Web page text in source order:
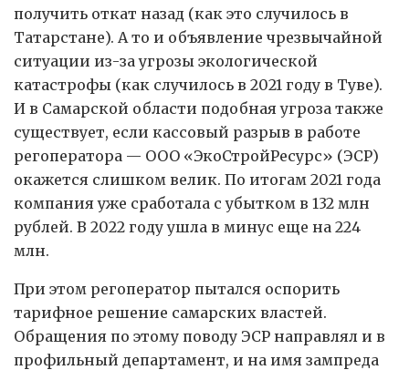
получить откат назад (как это случилось в
Татарстане). А то и объявление чрезвычайной
ситуации из-за угрозы экологической
катастрофы (как случилось в 2021 году в Туве).
И в Самарской области подобная угроза также
существует, если кассовый разрыв в работе
регоператора — ООО «ЭкоСтройРесурс» (ЭСР)
окажется слишком велик. По итогам 2021 года
компания уже сработала с убытком в 132 млн
рублей. В 2022 году ушла в минус еще на 224
млн.
При этом регоператор пытался оспорить
тарифное решение самарских властей.
Обращения по этому поводу ЭСР направлял и в
профильный департамент, и на имя зампреда